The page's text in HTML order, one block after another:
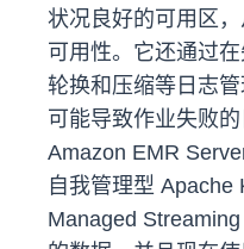
状况良好的可用区
可用性。它还通过
轮换和压缩等日志
可能导致作业失败
Amazon EMR
自我管理型 Apache
Managed